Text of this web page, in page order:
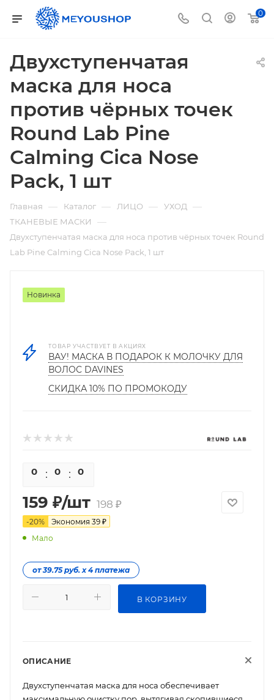
0
Двухступенчатая
маска для носа
против чёрных точек
Round Lab Pine
Calming Cica Nose
Pack, 1 шт
Главная — Каталог — ЛИЦО — УХОД —
ТКАНЕВЫЕ МАСКИ —
Двухступенчатая маска для носа против чёрных точек Round
Lab Pine Calming Cica Nose Pack, 1 шт
Новинка
ТОВАР УЧАСТВУЕТ В АКЦИЯХ
ВАУ! МАСКА В ПОДАРОК К МОЛОЧКУ ДЛЯ
ВОЛОС DAVINES
СКИДКА 10% ПО ПРОМОКОДУ
0 0 0
159 ₽/шт 198 ₽
-20% Экономия 39 ₽
Мало
от 39.75 руб. х 4 платежа
В КОРЗИНУ
ОПИСАНИЕ
Двухступенчатая маска для носа обеспечивает